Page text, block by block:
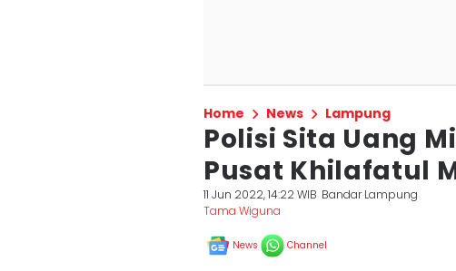
Home News Lampung
Polisi Sita Uang
Pusat Khilafatul
11 Jun 2022, 14:22 WIB Bandar Lampung
Tama Wiguna
News Channel